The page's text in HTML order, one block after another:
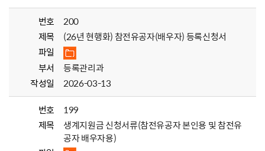
번호
200
제목
(26년 현행화) 참전유공자(배우자) 등록신청서
파일
부서
등록관리과
작성일
2026-03-13
번호
199
제목
생계지원금 신청서류(참전유공자 본인용 및 참전유
공자 배우자용)